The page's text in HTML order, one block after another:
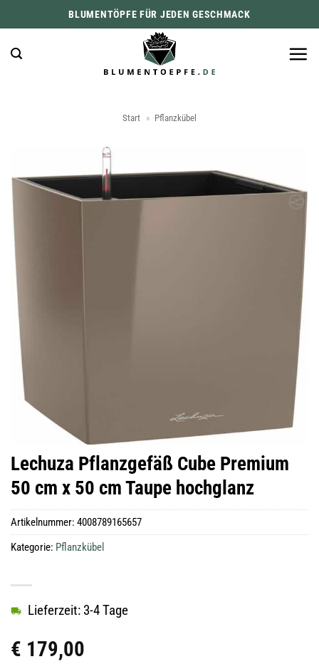
Inhalt
springen
BLUMENTÖPFE FÜR JEDEN GESCHMACK
Start » Pflanzkübel
Lechuza Pflanzgefäß Cube Premium
50 cm x 50 cm Taupe hochglanz
€ 179,00
Lieferzeit: 3-4 Tage
Artikelnummer: 4008789165657
Kategorie: Pflanzkübel